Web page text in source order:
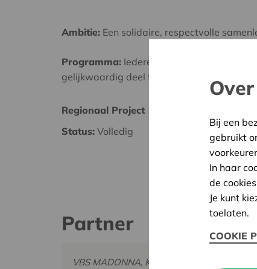
Ambitie: Een solidaire, respectvolle
Programma: Iedereen gelijke kansen
gelijkwaardig deel te nemen aan de
Regionaal Project
Status: Volledig
Partner
VBS MADONNA, KLERKENSTRAAT 128,
Bij een
gebruikt
In haar
de
Je kunt
toelaten.
COOKIE